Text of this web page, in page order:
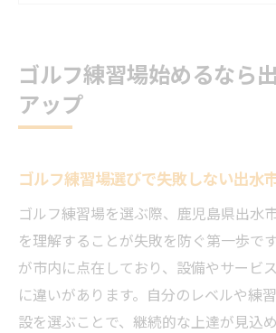
ゴルフ練習場利用で上達が
ラン
上達を実感できるゴルフ練習法出
ゴルフ練習場で実践する成果
出水市でおすすめの反復練習
ゴルフ練習場を活用した効
ップ
ゴルフ練習場始めるなら
アップ
ゴルフ練習場選びで失敗しない出水
ゴルフ練習場を選ぶ際、鹿児島県出水
を理解することが失敗を防ぐ第一歩で
が市内に点在しており、設備やサービ
に違いがあります。自分のレベルや練
設を選ぶことで、継続的な上達が見込め